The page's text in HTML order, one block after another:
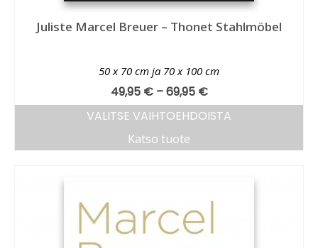
Juliste Marcel Breuer – Thonet Stahlmöbel
50 x 70 cm ja 70 x 100 cm
49,95 € –69,95 €
VALITSE VAIHTOEHDOISTA
Katso tuote